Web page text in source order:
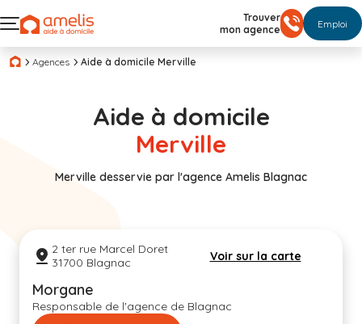
Trouver
mon agence
Emploi
Agences Aide à domicile Merville
Aide à domicile
Merville
Merville desservie par l'agence Amelis Blagnac
2 ter rue Marcel Doret
31700 Blagnac
Voir sur la carte
Morgane
Responsable de l'agence de Blagnac